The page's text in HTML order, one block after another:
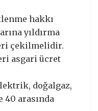
hakkı
yıldırma
çekilmelidir.
asgari ücret
doğalgaz,
40 arasında